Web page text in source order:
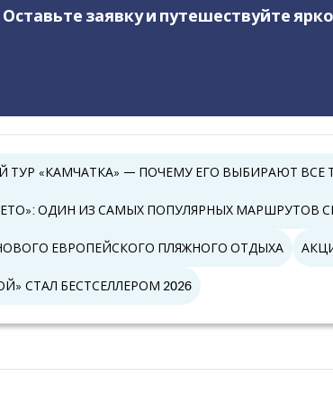
Оставьте заявку и путешествуйте
ТУР «КАМЧАТКА» — ПОЧЕМУ ЕГО ВЫБИРАЮТ ВСЕ
ОДИН ИЗ САМЫХ ПОПУЛЯРНЫХ МАРШРУТОВ
ЕВРОПЕЙСКОГО ПЛЯЖНОГО ОТДЫХА
СТАЛ БЕСТСЕЛЛЕРОМ 2026